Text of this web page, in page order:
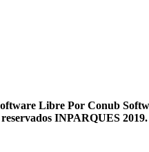
Libre Por Conub
reservados INPARQUES 2019.